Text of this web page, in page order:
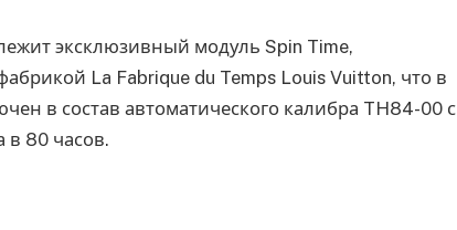
эксклюзивный модуль Spin Time,
La Fabrique du Temps Louis Vuitton, что в
в состав автоматического калибра TH84-00 с
в 80 часов.